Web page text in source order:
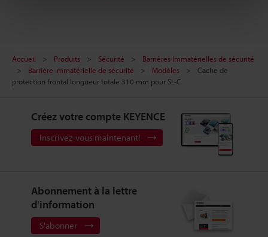
Accueil Produits Sécurité
Barrières Immatérielles de sécurité
Barrière immatérielle de sécurité
Modèles
Cache de
protection frontal longueur totale 310 mm pour SL-C
Créez votre compte KEYENCE
Inscrivez-vous maintenant!
Abonnement à la lettre
d'information
S'abonner